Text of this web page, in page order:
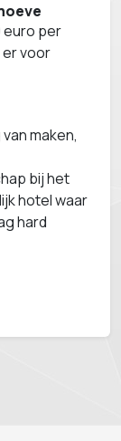
euro per
voor
maken,
bij het
hotel waar
hard